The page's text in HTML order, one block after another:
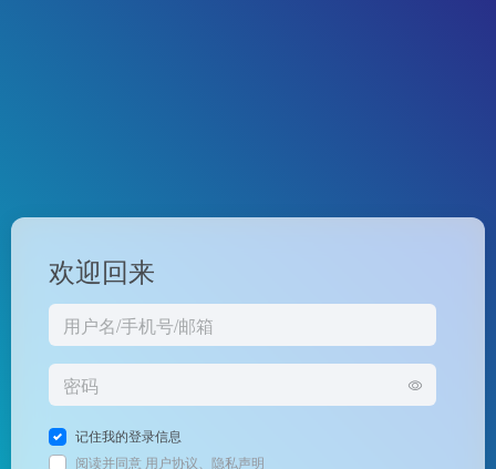
欢迎回来
记住我的登录信息
阅读并同意 用户协议 隐私声明